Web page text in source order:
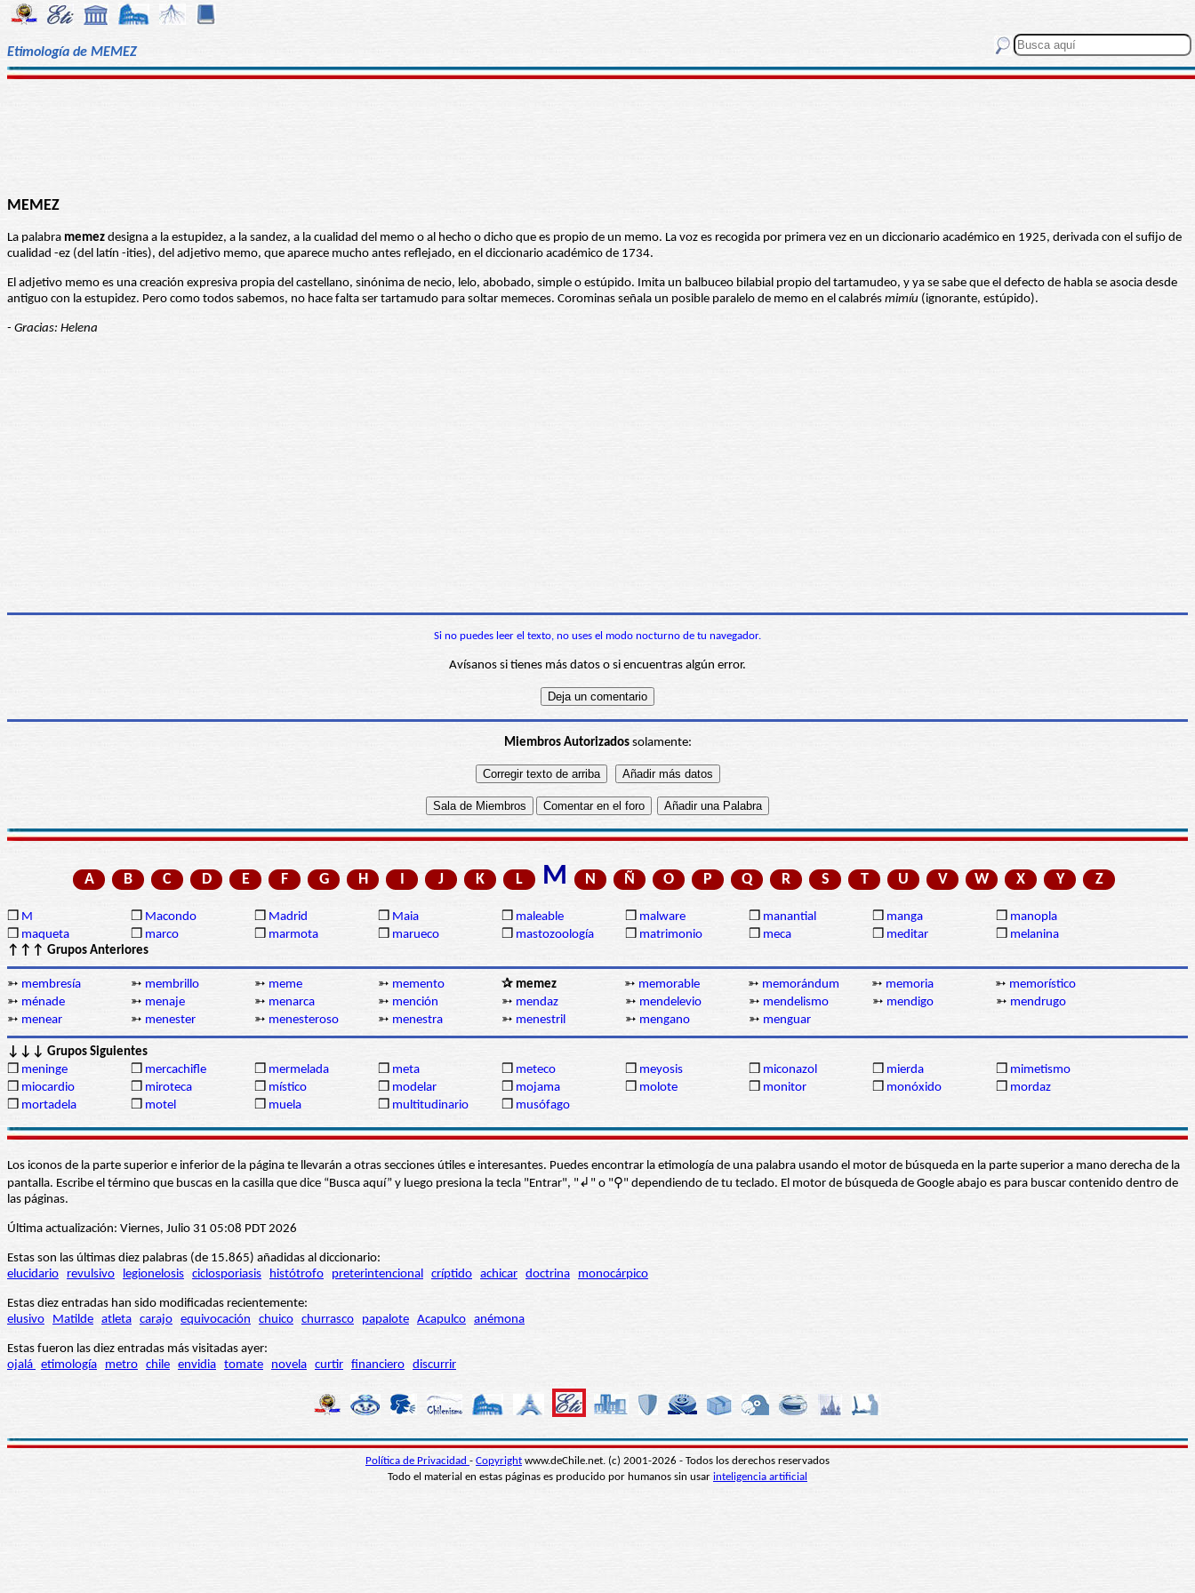
Etimología de MEMEZ
MEMEZ
La palabra memez designa a la estupidez, a la sandez, a la cualidad del memo o al hecho o dicho que es propio de un memo. La voz es recogida por primera vez en un diccionario académico en 1925, derivada con el sufijo de
cualidad -ez (del latín -ities), del adjetivo memo, que aparece mucho antes reflejado, en el diccionario académico de 1734.
El adjetivo memo es una creación expresiva propia del castellano, sinónima de necio, lelo, abobado, simple o estúpido. Imita un balbuceo bilabial propio del tartamudeo, y ya se sabe que el defecto de habla se asocia desde
antiguo con la estupidez. Pero como todos sabemos, no hace falta ser tartamudo para soltar memeces. Corominas señala un posible paralelo de memo en el calabrés mimíu (ignorante, estúpido).
- Gracias: Helena
Si no puedes leer el texto, no uses el modo nocturno de tu navegador.
Avísanos si tienes más datos o si encuentras algún error.
Miembros Autorizadossolamente:
A B C D E F G H I J K L M N Ñ O P Q R S T U V W X Y Z
❒ M ❒ Macondo ❒ Madrid ❒ Maia ❒ maleable ❒ malware ❒ manantial ❒ manga ❒ manopla
❒ maqueta ❒ marco ❒ marmota ❒ marueco ❒ mastozoología ❒ matrimonio ❒ meca ❒ meditar ❒ melanina
↑↑↑ Grupos Anteriores
➳ membresía ➳ membrillo ➳ meme ➳ memento ✰ memez ➳ memorable ➳ memorándum ➳ memoria ➳ memorístico
➳ ménade ➳ menaje ➳ menarca ➳ mención ➳ mendaz ➳ mendelevio ➳ mendelismo ➳ mendigo ➳ mendrugo
➳ menear ➳ menester ➳ menesteroso ➳ menestra ➳ menestril ➳ mengano ➳ menguar
↓↓↓ Grupos Siguientes
❒ meninge ❒ mercachifle ❒ mermelada ❒ meta ❒ meteco ❒ meyosis ❒ miconazol ❒ mierda ❒ mimetismo
❒ miocardio ❒ miroteca ❒ místico ❒ modelar ❒ mojama ❒ molote ❒ monitor ❒ monóxido ❒ mordaz
❒ mortadela ❒ motel ❒ muela ❒ multitudinario ❒ musófago
Los iconos de la parte superior e inferior de la página te llevarán a otras secciones útiles e interesantes. Puedes encontrar la etimología de una palabra usando el motor de búsqueda en la parte superior a mano derecha de la
pantalla. Escribe el término que buscas en la casilla que dice “Busca aquí” y luego presiona la tecla "Entrar", "↲" o "⚲" dependiendo de tu teclado. El motor de búsqueda de Google abajo es para buscar contenido dentro de
las páginas.
Última actualización: Viernes, Julio 31 05:08 PDT 2026
Estas son las últimas diez palabras (de 15.865) añadidas al diccionario:
elucidario
revulsivo legionelosis ciclosporiasis histótrofo preterintencional críptido achicar doctrina monocárpico
Estas diez entradas han sido modificadas recientemente:
elusivo
Matilde atleta carajo equivocación chuico churrasco papalote Acapulco anémona
Estas fueron las diez entradas más visitadas ayer:
ojalá etimología metro chile envidia tomate novela curtir financiero discurrir
Política de Privacidad - Copyright www.deChile.net. (c) 2001-2026 - Todos los derechos reservados
Todo el material en estas páginas es producido por humanos sin usar inteligencia artificial